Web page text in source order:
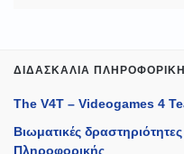
ΔΙΔΑΣΚΑΛΊΑ
The V4T – Videogames 4
Βιωματικές
Πληροφορικής